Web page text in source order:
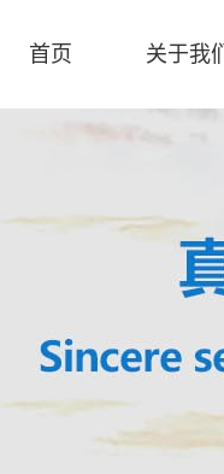
首页 关于我们